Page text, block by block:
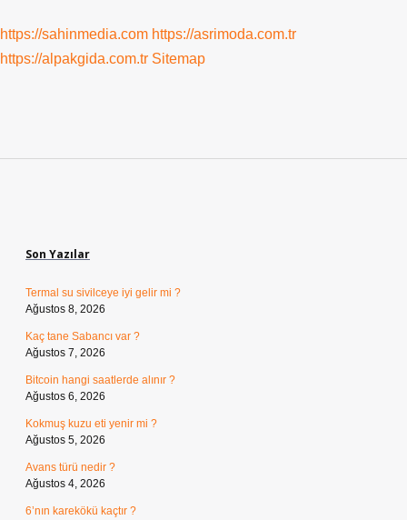
https://sahinmedia.com https://asrimoda.com.tr
https://alpakgida.com.tr Sitemap
Son Yazılar
Termal su sivilceye iyi gelir mi ?
Ağustos 8, 2026
Kaç tane Sabancı var ?
Ağustos 7, 2026
Bitcoin hangi saatlerde alınır ?
Ağustos 6, 2026
Kokmuş kuzu eti yenir mi ?
Ağustos 5, 2026
Avans türü nedir ?
Ağustos 4, 2026
6’nın karekökü kaçtır ?